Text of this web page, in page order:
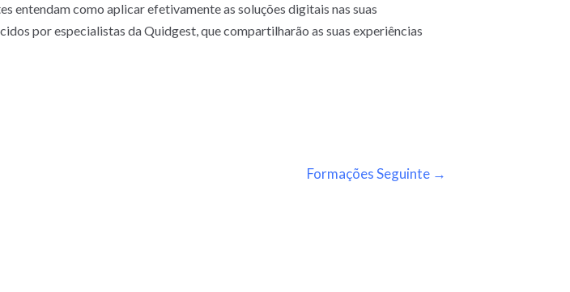
entendam como aplicar efetivamente as soluções digitais nas suas
por especialistas da Quidgest, que compartilharão as suas experiências
Formações Seguinte →